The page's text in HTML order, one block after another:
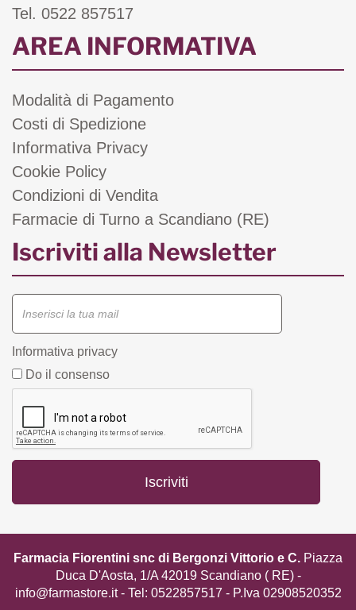
Tel. 0522 857517
AREA INFORMATIVA
Modalità di Pagamento
Costi di Spedizione
Informativa Privacy
Cookie Policy
Condizioni di Vendita
Farmacie di Turno a Scandiano (RE)
Iscriviti alla Newsletter
Informativa privacy
Do il consenso
Farmacia Fiorentini snc di Bergonzi Vittorio e C. Piazza
Duca D'Aosta, 1/A 42019 Scandiano ( RE) -
info@farmastore.it- Tel: 0522857517 - P.Iva 02908520352